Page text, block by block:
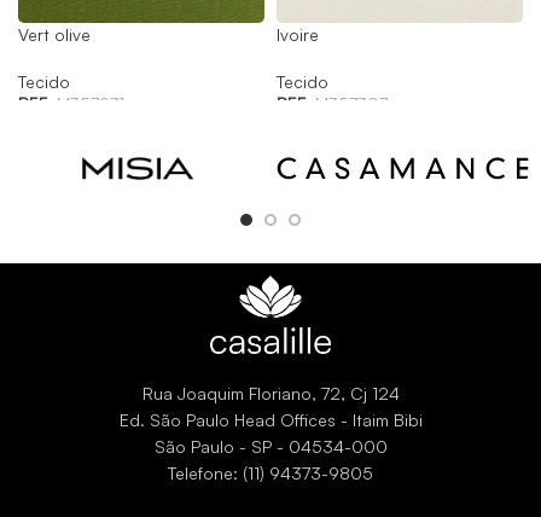
Vert olive
Tecido
REF: M357931
Ivoire
Tecido
REF: M357307
Rua Joaquim Floriano, 72, Cj 124
Ed. São Paulo Head Offices - Itaim Bibi
São Paulo - SP - 04534-000
Telefone: (11) 94373-9805